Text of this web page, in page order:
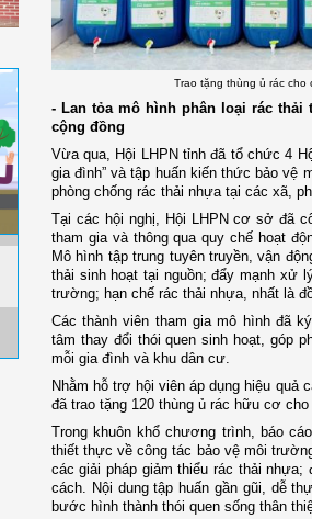
Trao tặng thùng ủ rác cho
-Lan tỏa mô hình phân loại rác thải
cộng đồng
Vừa qua, Hội LHPN tỉnh đãtổ chức 4 H
gia đình”và tập huấn kiến thức bảo vệ
phòng chống rác thải nhựatại các xã,
Tại các hội nghị, Hội LHPN cơ sở đã
tham gia và thông qua quy chế hoạt
Mô hình tập trung tuyên truyền, vận
thải sinh hoạt tại nguồn; đẩy mạnh xử
trường; hạn chế rác thải nhựa, nhất là
Các thành viên tham gia mô hình đã
tâm thay đổi thói quen sinh hoạt, góp
mỗi gia đình và khu dân cư.
Nhằm hỗ trợ hội viên áp dụng hiệu quả
đã trao tặng 120 thùng ủ rác hữu cơ
Trong khuôn khổ chương trình, báo
thiết thực về công tác bảo vệ môi
các giải pháp giảm thiểu rác thải
cách. Nội dung tập huấn gần gũi, dễ
bước hình thành thói quen sống thân